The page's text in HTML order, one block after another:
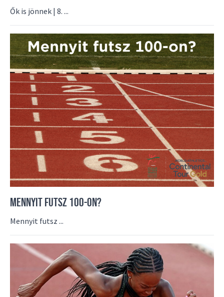
Ők is jönnek | 8. ...
MENNYIT FUTSZ 100-ON?
Mennyit futsz ...